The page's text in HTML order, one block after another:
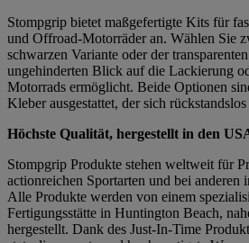
Stompgrip bietet maßgefertigte Kits für
und Offroad-Motorräder an. Wählen Sie
schwarzen Variante oder der
ungehinderten Blick auf die Lackierung
Motorrads ermöglicht. Beide Optionen
Kleber ausgestattet, der sich
Höchste Qualität, hergestellt in den
Stompgrip Produkte stehen weltweit für
actionreichen Sportarten und bei anderen
Alle Produkte werden von einem
Fertigungsstätte in Huntington Beach,
hergestellt. Dank des Just-In-Time